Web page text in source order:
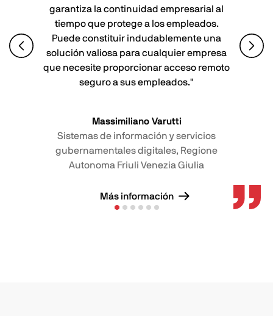
garantiza la continuidad empresarial al
tiempo que protege a los empleados.
Puede constituir indudablemente una
solución valiosa para cualquier empresa
que necesite proporcionar acceso remoto
seguro a sus empleados."
Massimiliano Varutti
Sistemas de información y servicios
gubernamentales digitales, Regione
Autonoma Friuli Venezia Giulia
Más información